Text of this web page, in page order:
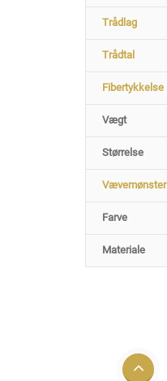
Trådlag
Trådtal
Fibertykkelse
Vægt
Størrelse
Vævemønster
Farve
Materiale